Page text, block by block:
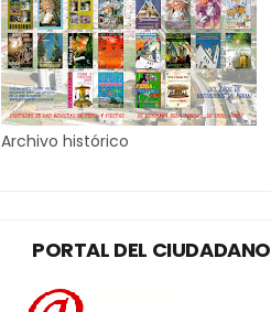
Archivo histórico
PORTAL DEL CIUDADANO